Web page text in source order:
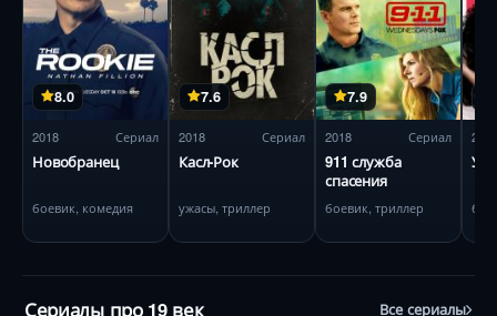
8.0
2018 Сериал
Новобранец
боевик, комедия
7.6
2018 Сериал
Касл-Рок
ужасы, триллер
7.9
2018 Сериал
911 служба
спасения
боевик, триллер
2018
Сериалы про 19 век Все сериалы